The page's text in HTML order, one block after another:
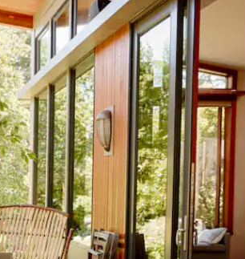
au uchunguze kwa kugusa au kutelezesha